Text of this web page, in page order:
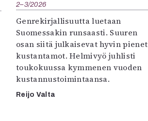
2–3/2026
Genrekirjallisuutta luetaan
Suomessakin runsaasti. Suuren
osan siitä julkaisevat hyvin pienet
kustantamot. Helmivyö juhlisti
toukokuussa kymmenen vuoden
kustannustoimintaansa.
Reijo Valta